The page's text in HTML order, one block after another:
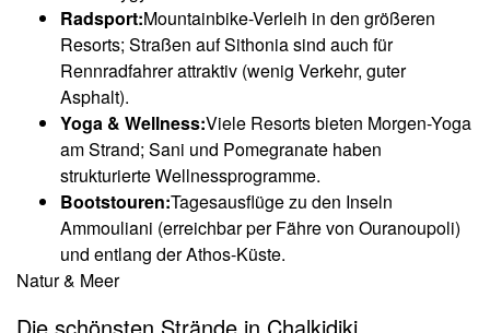
Radsport:Mountainbike-Verleih in den größeren
Resorts; Straßen auf Sithonia sind auch für
Rennradfahrer attraktiv (wenig Verkehr, guter
Asphalt).
Yoga & Wellness:Viele Resorts bieten Morgen-Yoga
am Strand; Sani und Pomegranate haben
strukturierte Wellnessprogramme.
Bootstouren:Tagesausflüge zu den Inseln
Ammouliani (erreichbar per Fähre von Ouranoupoli)
und entlang der Athos-Küste.
Natur & Meer